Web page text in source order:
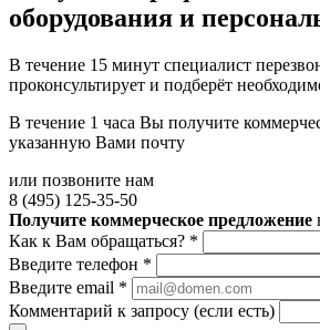
оборудования и
В течение 15 минут специалист
проконсультирует и подберёт
В течение 1 часа Вы получите
указанную Вами почту
или позвоните нам
8 (495) 125-35-50
Получите коммерческое предложение
Как к Вам обращаться? *
Введите телефон *
Введите email *
Комментарий к запросу (если есть)